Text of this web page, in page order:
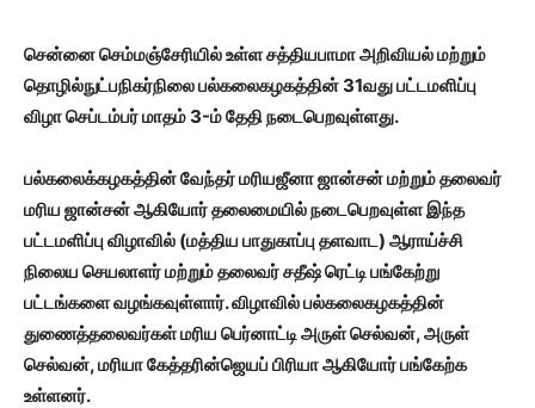
சென்னை செம்மஞ்சேரியில் உள்ள சத்தியபாமா அறிவியல் மற்றும்
தொழில்நுட்பநிகர்நிலை பல்கலைகழகத்தின் 31வது பட்டமளிப்பு
விழா செப்டம்பர் மாதம் 3-ம் தேதி நடைபெறவுள்ளது.
பல்கலைக்கழகத்தின் வேந்தர் மரியஜீனா ஜான்சன் மற்றும் தலைவர்
மரிய ஜான்சன் ஆகியோர் தலைமையில் நடைபெறவுள்ள இந்த
பட்டமளிப்பு விழாவில் (மத்திய பாதுகாப்பு தளவாட) ஆராய்ச்சி
நிலைய செயலாளர் மற்றும் தலைவர் சதீஷ் ரெட்டி பங்கேற்று
பட்டங்களை வழங்கவுள்ளார். விழாவில் பல்கலைகழகத்தின்
துணைத்தலைவர்கள் மரிய பெர்னாட்டி அருள் செல்வன், அருள்
செல்வன், மரியா கேத்தரின்ஜெயப் பிரியா ஆகியோர் பங்கேற்க
உள்ளனர்.